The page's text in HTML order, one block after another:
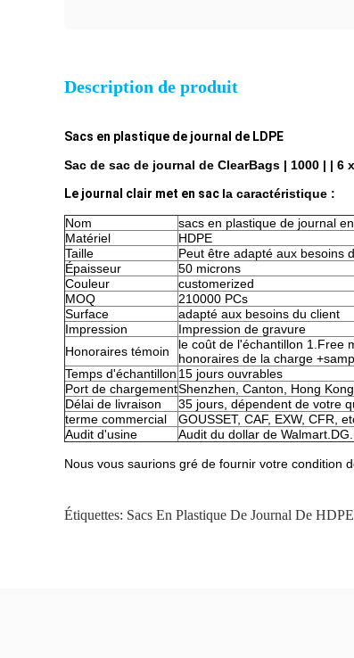
Description de produit
Sacs en plastique de journal de LDPE
Sac de sac de journal de ClearBags | 1000 | |
Le journal clair met en sac la caractéristique :
Nom
sacs en plastique de journal
Matériel
HDPE
Taille
Peut être adapté aux besoins
Épaisseur
50 microns
Couleur
customerized
MOQ
210000 PCs
Surface
adapté aux besoins du client
Impression
Impression de gravure
Honoraires témoin
le coût de l'échantillon 1.Free
honoraires de la charge
Temps d'échantillon 15 jours ouvrables
Port de chargementShenzhen, Canton, Hong
Délai de livraison
35 jours, dépendent de votre
terme commercial
GOUSSET, CAF, EXW, CFR,
Audit d'usine
Audit du dollar de
Nous vous saurions gré de fournir votre condition
Étiquettes: Sacs En Plastique De Journal De HDPE